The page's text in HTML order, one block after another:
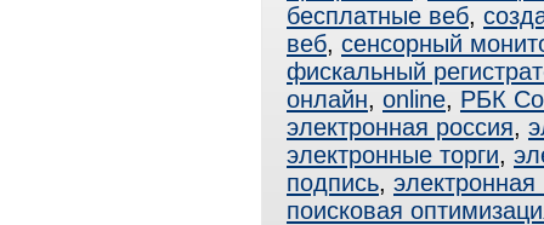
бесплатные веб,
веб, сенсорный
фискальный
онлайн, online, РБК
электронная россия,
электронные торги,
подпись, электронная
поисковая